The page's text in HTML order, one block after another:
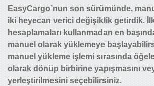
EasyCargo’nun son sürümünde,
iki heyecan verici değişiklik getirdik.
hesaplamaları kullanmadan en
manuel olarak yüklemeye
manuel yükleme işlemi sırasında
olarak dönüp birbirine yapışmasını
yerleştirilmesini seçebilirsiniz.